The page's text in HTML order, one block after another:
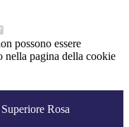
possono essere
nella pagina della cookie
Rosa